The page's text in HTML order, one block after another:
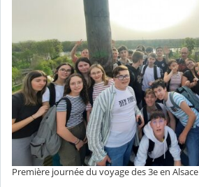
Première journée du voyage des 3e en Alsace